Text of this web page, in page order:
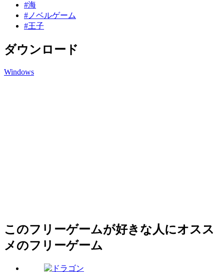
#海
#ノベルゲーム
#王子
ダウンロード
Windows
このフリーゲームが好きな人にオスス
メのフリーゲーム